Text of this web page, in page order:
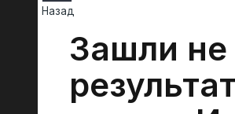
Назад
Зашли не